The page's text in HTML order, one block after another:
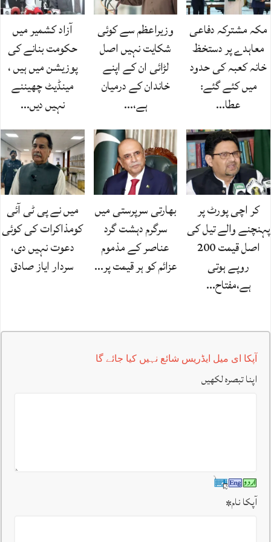
مکہ مشترکہ دفاعی
معاہدے پر دستخظ
خانہ کعبہ کی حدود
میں کئے گئے:
عطا…
وزیراعظم سے کوئی
شکایت نہیں اصل
لڑائی ان کے اپنے
خاندان کے درمیان
ہے،…
آزاد کشمیر میں
حکومت بنانے کی
پوزیشن میں ہیں ،
مینڈیٹ چھیننے
نہیں دیں…
کر اچی پورٹ پر
پہنچنے والے تیل کی
اصل قیمت 200
روپے ہوتی
ہے،مفتاح…
بھارتی سرپرستی میں
سرگرم دہشت گرد
عناصر کے مذموم
عزائم کو ہر قیمت پر…
میں نے پی ٹی آئی
کومذاکرات کی کوئی
دعوت نہیں دی،
سردار ایاز صادق
آپکا ای میل ایڈریس شائع نہیں کیا جائے گا
اپنا تبصرہ لکھیں
آپکا نام*